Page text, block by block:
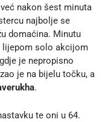
nakon šest minuta
najbolje se
domaćina. Minutu
lijepom solo akcijom
je nepropisno
je na bijelu točku, a
.
te oni u 64.